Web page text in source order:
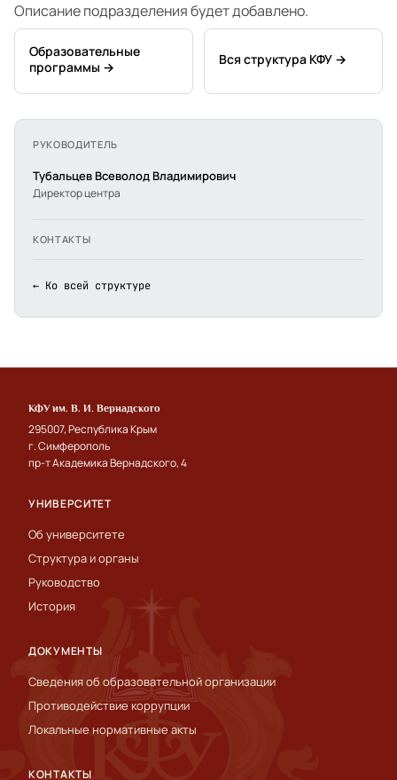
Описание подразделения будет добавлено.
Образовательные
программы →
Вся структура КФУ →
РУКОВОДИТЕЛЬ
Тубальцев Всеволод Владимирович
Директор центра
КОНТАКТЫ
← Ко всей структуре
КФУ им. В. И. Вернадского
295007, Республика Крым
г. Симферополь
пр-т Академика Вернадского, 4
УНИВЕРСИТЕТ
Об университете
Структура и органы
Руководство
История
ДОКУМЕНТЫ
Сведения об образовательной организации
Противодействие коррупции
Локальные нормативные акты
КОНТАКТЫ